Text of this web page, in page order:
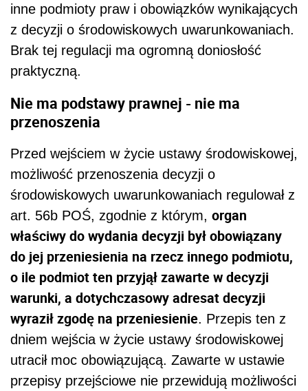
inne podmioty praw i obowiązków wynikających
z decyzji o środowiskowych uwarunkowaniach.
Brak tej regulacji ma ogromną doniosłość
praktyczną.
Nie ma podstawy prawnej - nie ma
przenoszenia
Przed wejściem w życie ustawy środowiskowej,
możliwość przenoszenia decyzji o
środowiskowych uwarunkowaniach regulował z
art. 56b POŚ, zgodnie z którym, organ
właściwy do wydania decyzji był obowiązany
do jej przeniesienia na rzecz innego podmiotu,
o ile podmiot ten przyjął zawarte w decyzji
warunki, a dotychczasowy adresat decyzji
wyraził zgodę na przeniesienie. Przepis ten z
dniem wejścia w życie ustawy środowiskowej
utracił moc obowiązującą. Zawarte w ustawie
przepisy przejściowe nie przewidują możliwości